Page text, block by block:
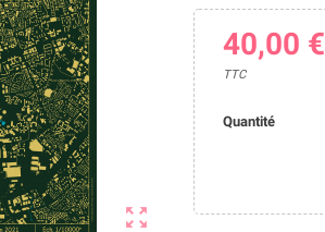

40,00 €
TTC
Quantité